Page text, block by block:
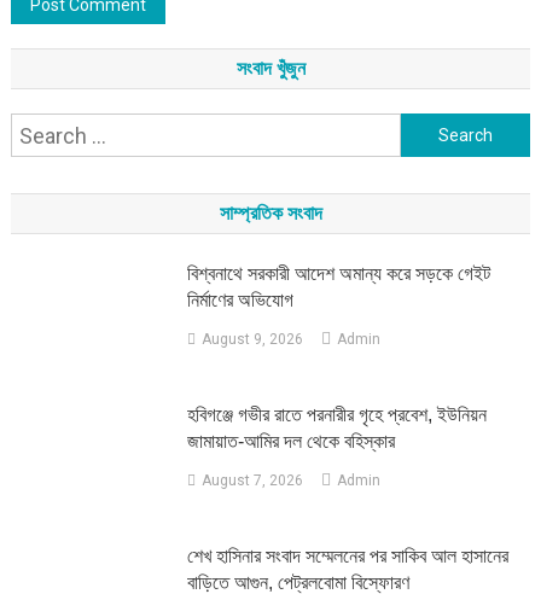
সংবাদ খুঁজুন
Search
সাম্প্রতিক সংবাদ
বিশ্বনাথে সরকারী আদেশ অমান্য করে সড়কে গেইট
নির্মাণের অভিযোগ
August 9, 2026 Admin
হবিগঞ্জে গভীর রাতে পরনারীর গৃহে প্রবেশ, ইউনিয়ন
জামায়াত-আমির দল থেকে বহিস্কার
August 7, 2026 Admin
শেখ হাসিনার সংবাদ সম্মেলনের পর সাকিব আল হাসানের
বাড়িতে আগুন, পেট্রলবোমা বিস্ফোরণ